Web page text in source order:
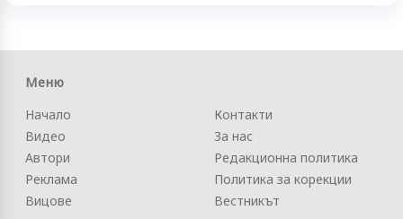
Меню
Начало
Видео
Автори
Реклама
Вицове
Контакти
За нас
Редакционна политика
Политика за корекции
Вестникът